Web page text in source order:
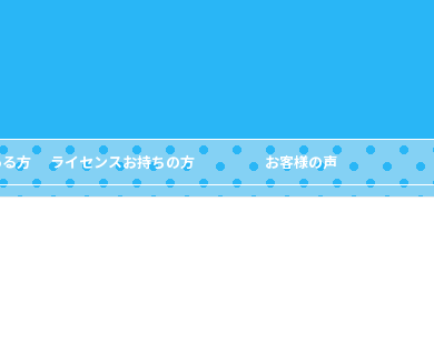
方 ライセンスお持ちの方 お客様の声